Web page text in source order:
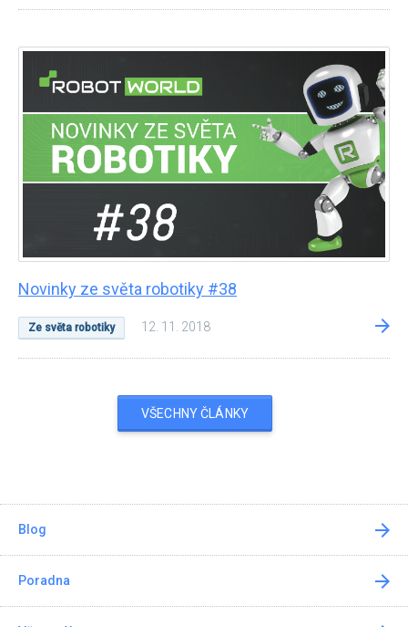
Novinky ze světa robotiky #38
Ze světa robotiky 12. 11. 2018
VŠECHNY ČLÁNKY
Blog
Poradna